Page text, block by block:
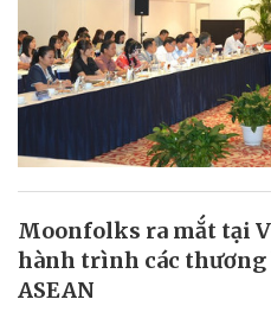
Moonfolks ra mắt tại
hành trình các thương
ASEAN